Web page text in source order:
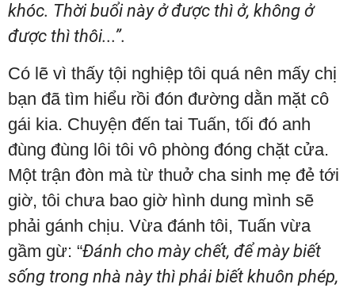
khóc. Thời buổi này ở được thì ở, không ở
được thì thôi...”.
Có lẽ vì thấy tội nghiệp tôi quá nên mấy chị
bạn đã tìm hiểu rồi đón đường dằn mặt cô
gái kia. Chuyện đến tai Tuấn, tối đó anh
đùng đùng lôi tôi vô phòng đóng chặt cửa.
Một trận đòn mà từ thuở cha sinh mẹ đẻ tới
giờ, tôi chưa bao giờ hình dung mình sẽ
phải gánh chịu. Vừa đánh tôi, Tuấn vừa
gầm gừ: “Đánh cho mày chết, để mày biết
sống trong nhà này thì phải biết khuôn phép,